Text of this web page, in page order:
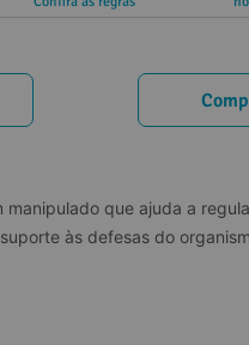
manipulado que ajuda a
às defesas do